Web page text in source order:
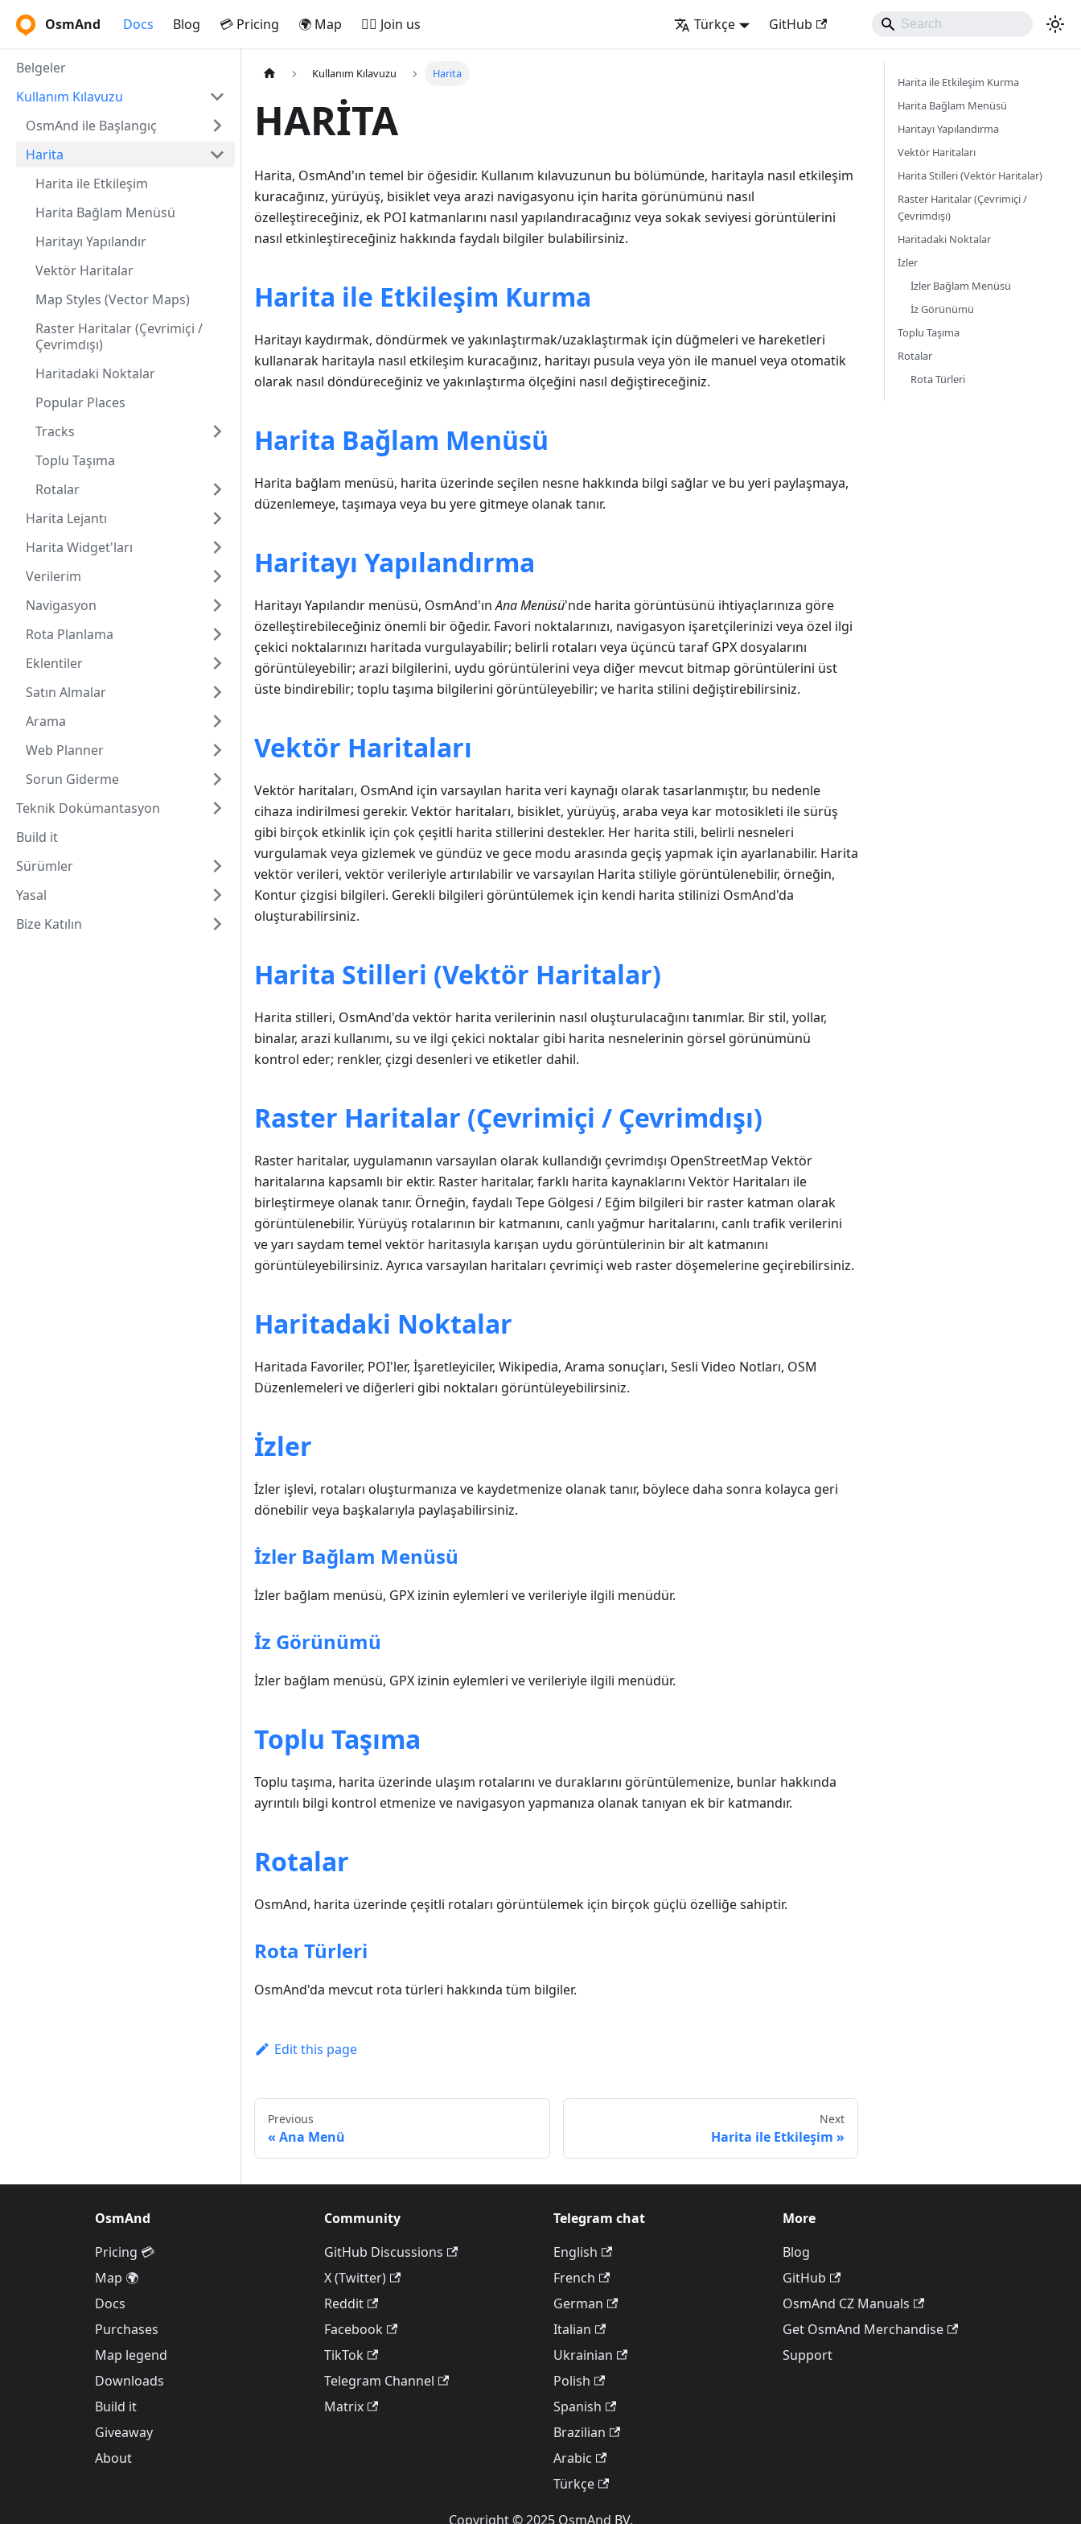
OsmAnd Docs Blog 💳 Pricing 🌍 Map 🚵‍♂️ Join us Türkçe GitHub
Belgeler
Kullanım Kılavuzu
OsmAnd ile Başlangıç
Harita
Harita ile Etkileşim
Harita Bağlam Menüsü
Haritayı Yapılandır
Vektör Haritalar
Map Styles (Vector Maps)
Raster Haritalar (Çevrimiçi /
Çevrimdışı)
Haritadaki Noktalar
Popular Places
Tracks
Toplu Taşıma
Rotalar
Harita Lejantı
Harita Widget'ları
Verilerim
Navigasyon
Rota Planlama
Eklentiler
Satın Almalar
Arama
Web Planner
Sorun Giderme
Teknik Dokümantasyon
Build it
Sürümler
Yasal
Bize Katılın
Kullanım Kılavuzu Harita
HARİTA
Harita, OsmAnd'ın temel bir öğesidir. Kullanım kılavuzunun bu bölümünde, haritayla nasıl etkileşim
kuracağınız, yürüyüş, bisiklet veya arazi navigasyonu için harita görünümünü nasıl
özelleştireceğiniz, ek POI katmanlarını nasıl yapılandıracağınız veya sokak seviyesi görüntülerini
nasıl etkinleştireceğiniz hakkında faydalı bilgiler bulabilirsiniz.
Harita ile Etkileşim Kurma
Haritayı kaydırmak, döndürmek ve yakınlaştırmak/uzaklaştırmak için düğmeleri ve hareketleri
kullanarak haritayla nasıl etkileşim kuracağınız, haritayı pusula veya yön ile manuel veya otomatik
olarak nasıl döndüreceğiniz ve yakınlaştırma ölçeğini nasıl değiştireceğiniz.
Harita Bağlam Menüsü
Harita bağlam menüsü, harita üzerinde seçilen nesne hakkında bilgi sağlar ve bu yeri paylaşmaya,
düzenlemeye, taşımaya veya bu yere gitmeye olanak tanır.
Haritayı Yapılandırma
Haritayı Yapılandır menüsü, OsmAnd'ınAna Menüsü'nde harita görüntüsünü ihtiyaçlarınıza göre
özelleştirebileceğiniz önemli bir öğedir. Favori noktalarınızı, navigasyon işaretçilerinizi veya özel ilgi
çekici noktalarınızı haritada vurgulayabilir; belirli rotaları veya üçüncü taraf GPX dosyalarını
görüntüleyebilir; arazi bilgilerini, uydu görüntülerini veya diğer mevcut bitmap görüntülerini üst
üste bindirebilir; toplu taşıma bilgilerini görüntüleyebilir; ve harita stilini değiştirebilirsiniz.
Vektör Haritaları
Vektör haritaları, OsmAnd için varsayılan harita veri kaynağı olarak tasarlanmıştır, bu nedenle
cihaza indirilmesi gerekir. Vektör haritaları, bisiklet, yürüyüş, araba veya kar motosikleti ile sürüş
gibi birçok etkinlik için çok çeşitli harita stillerini destekler. Her harita stili, belirli nesneleri
vurgulamak veya gizlemek ve gündüz ve gece modu arasında geçiş yapmak için ayarlanabilir. Harita
vektör verileri, vektör verileriyle artırılabilir ve varsayılan Harita stiliyle görüntülenebilir, örneğin,
Kontur çizgisi bilgileri. Gerekli bilgileri görüntülemek için kendi harita stilinizi OsmAnd'da
oluşturabilirsiniz.
Harita Stilleri (Vektör Haritalar)
Harita stilleri, OsmAnd'da vektör harita verilerinin nasıl oluşturulacağını tanımlar. Bir stil, yollar,
binalar, arazi kullanımı, su ve ilgi çekici noktalar gibi harita nesnelerinin görsel görünümünü
kontrol eder; renkler, çizgi desenleri ve etiketler dahil.
Raster Haritalar (Çevrimiçi / Çevrimdışı)
Raster haritalar, uygulamanın varsayılan olarak kullandığı çevrimdışı OpenStreetMap Vektör
haritalarına kapsamlı bir ektir. Raster haritalar, farklı harita kaynaklarını Vektör Haritaları ile
birleştirmeye olanak tanır. Örneğin, faydalı Tepe Gölgesi / Eğim bilgileri bir raster katman olarak
görüntülenebilir. Yürüyüş rotalarının bir katmanını, canlı yağmur haritalarını, canlı trafik verilerini
ve yarı saydam temel vektör haritasıyla karışan uydu görüntülerinin bir alt katmanını
görüntüleyebilirsiniz. Ayrıca varsayılan haritaları çevrimiçi web raster döşemelerine geçirebilirsiniz.
Haritadaki Noktalar
Haritada Favoriler, POI'ler, İşaretleyiciler, Wikipedia, Arama sonuçları, Sesli Video Notları, OSM
Düzenlemeleri ve diğerleri gibi noktaları görüntüleyebilirsiniz.
İzler
İzler işlevi, rotaları oluşturmanıza ve kaydetmenize olanak tanır, böylece daha sonra kolayca geri
dönebilir veya başkalarıyla paylaşabilirsiniz.
İzler Bağlam Menüsü
İzler bağlam menüsü, GPX izinin eylemleri ve verileriyle ilgili menüdür.
İz Görünümü
İzler bağlam menüsü, GPX izinin eylemleri ve verileriyle ilgili menüdür.
Toplu Taşıma
Toplu taşıma, harita üzerinde ulaşım rotalarını ve duraklarını görüntülemenize, bunlar hakkında
ayrıntılı bilgi kontrol etmenize ve navigasyon yapmanıza olanak tanıyan ek bir katmandır.
Rotalar
OsmAnd, harita üzerinde çeşitli rotaları görüntülemek için birçok güçlü özelliğe sahiptir.
Rota Türleri
OsmAnd'da mevcut rota türleri hakkında tüm bilgiler.
Edit this page
Previous
Ana Menü
Next
Harita ile Etkileşim
Harita ile Etkileşim Kurma
Harita Bağlam Menüsü
Haritayı Yapılandırma
Vektör Haritaları
Harita Stilleri (Vektör Haritalar)
Raster Haritalar (Çevrimiçi /
Çevrimdışı)
Haritadaki Noktalar
İzler
İzler Bağlam Menüsü
İz Görünümü
Toplu Taşıma
Rotalar
Rota Türleri
OsmAnd
Pricing 💳
Map 🌍
Docs
Purchases
Map legend
Downloads
Build it
Giveaway
About
Community
GitHub Discussions
X (Twitter)
Reddit
Facebook
TikTok
Telegram Channel
Matrix
Telegram chat
English
French
German
Italian
Ukrainian
Polish
Spanish
Brazilian
Arabic
Türkçe
More
Blog
GitHub
OsmAnd CZ Manuals
Get OsmAnd Merchandise
Support
Copyright © 2025 OsmAnd BV.